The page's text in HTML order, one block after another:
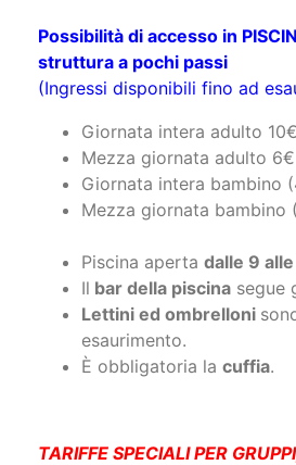
Possibilità di accesso in
struttura a pochi passi
(Ingressi disponibili fino ad
Giornata intera adulto 10€
Mezza giornata adulto 6€
Giornata intera bambino
Mezza giornata bambino
Piscina aperta dalle 9 alle
Il bar della piscina segue
Lettini ed ombrelloni
esaurimento.
È obbligatoria la cuffia.
TARIFFE SPECIALI PER